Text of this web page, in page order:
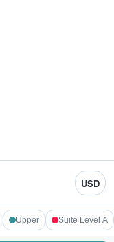
USD
Upper Suite Level A